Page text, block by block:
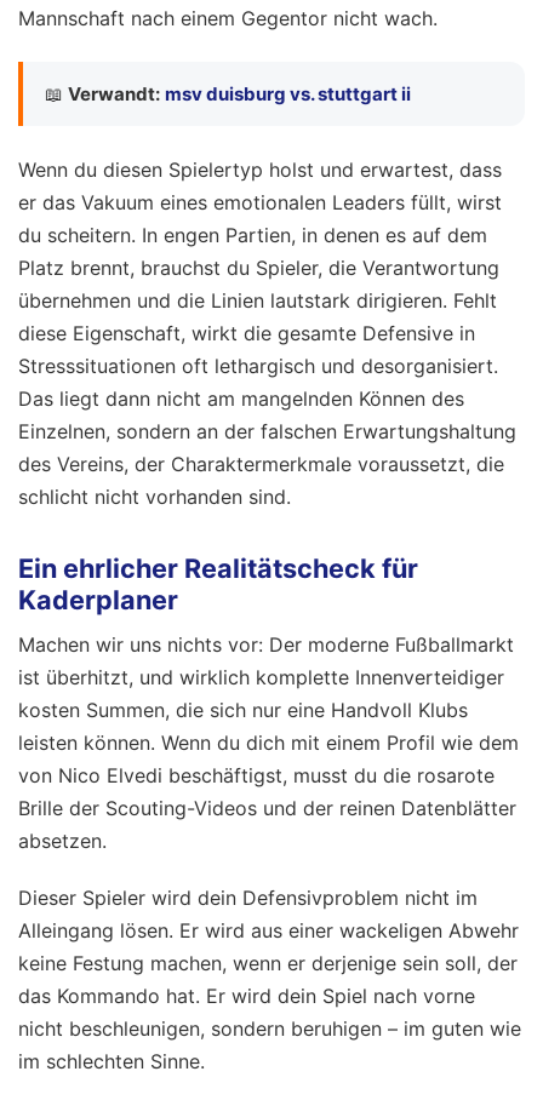
Mannschaft nach einem Gegentor nicht wach.
📖 Verwandt: msv duisburg vs. stuttgart ii
Wenn du diesen Spielertyp holst und erwartest, dass
er das Vakuum eines emotionalen Leaders füllt, wirst
du scheitern. In engen Partien, in denen es auf dem
Platz brennt, brauchst du Spieler, die Verantwortung
übernehmen und die Linien lautstark dirigieren. Fehlt
diese Eigenschaft, wirkt die gesamte Defensive in
Stresssituationen oft lethargisch und desorganisiert.
Das liegt dann nicht am mangelnden Können des
Einzelnen, sondern an der falschen Erwartungshaltung
des Vereins, der Charaktermerkmale voraussetzt, die
schlicht nicht vorhanden sind.
Ein ehrlicher Realitätscheck für
Kaderplaner
Machen wir uns nichts vor: Der moderne Fußballmarkt
ist überhitzt, und wirklich komplette Innenverteidiger
kosten Summen, die sich nur eine Handvoll Klubs
leisten können. Wenn du dich mit einem Profil wie dem
von Nico Elvedi beschäftigst, musst du die rosarote
Brille der Scouting-Videos und der reinen Datenblätter
absetzen.
Dieser Spieler wird dein Defensivproblem nicht im
Alleingang lösen. Er wird aus einer wackeligen Abwehr
keine Festung machen, wenn er derjenige sein soll, der
das Kommando hat. Er wird dein Spiel nach vorne
nicht beschleunigen, sondern beruhigen – im guten wie
im schlechten Sinne.